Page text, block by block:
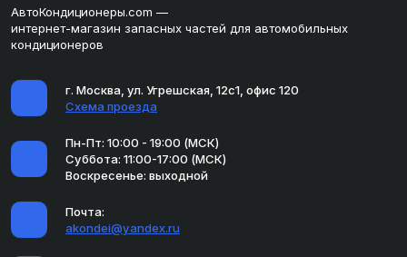
АвтоКондиционеры.com —
интернет-магазин запасных частей для автомобильных
кондиционеров
г. Москва, ул. Угрешская, 12с1, офис 120
Схема проезда
Пн-Пт: 10:00 - 19:00 (МСК)
Суббота: 11:00-17:00 (МСК)
Воскресенье: выходной
Почта:
akondei@yandex.ru